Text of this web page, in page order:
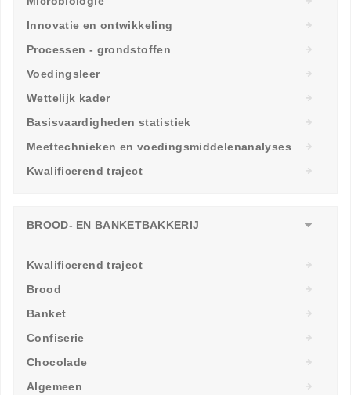
Innovatie en ontwikkeling
Processen - grondstoffen
Voedingsleer
Wettelijk kader
Basisvaardigheden statistiek
Meettechnieken en voedingsmiddelenanalyses
Kwalificerend traject
BROOD- EN BANKETBAKKERIJ
Kwalificerend traject
Brood
Banket
Confiserie
Chocolade
Algemeen